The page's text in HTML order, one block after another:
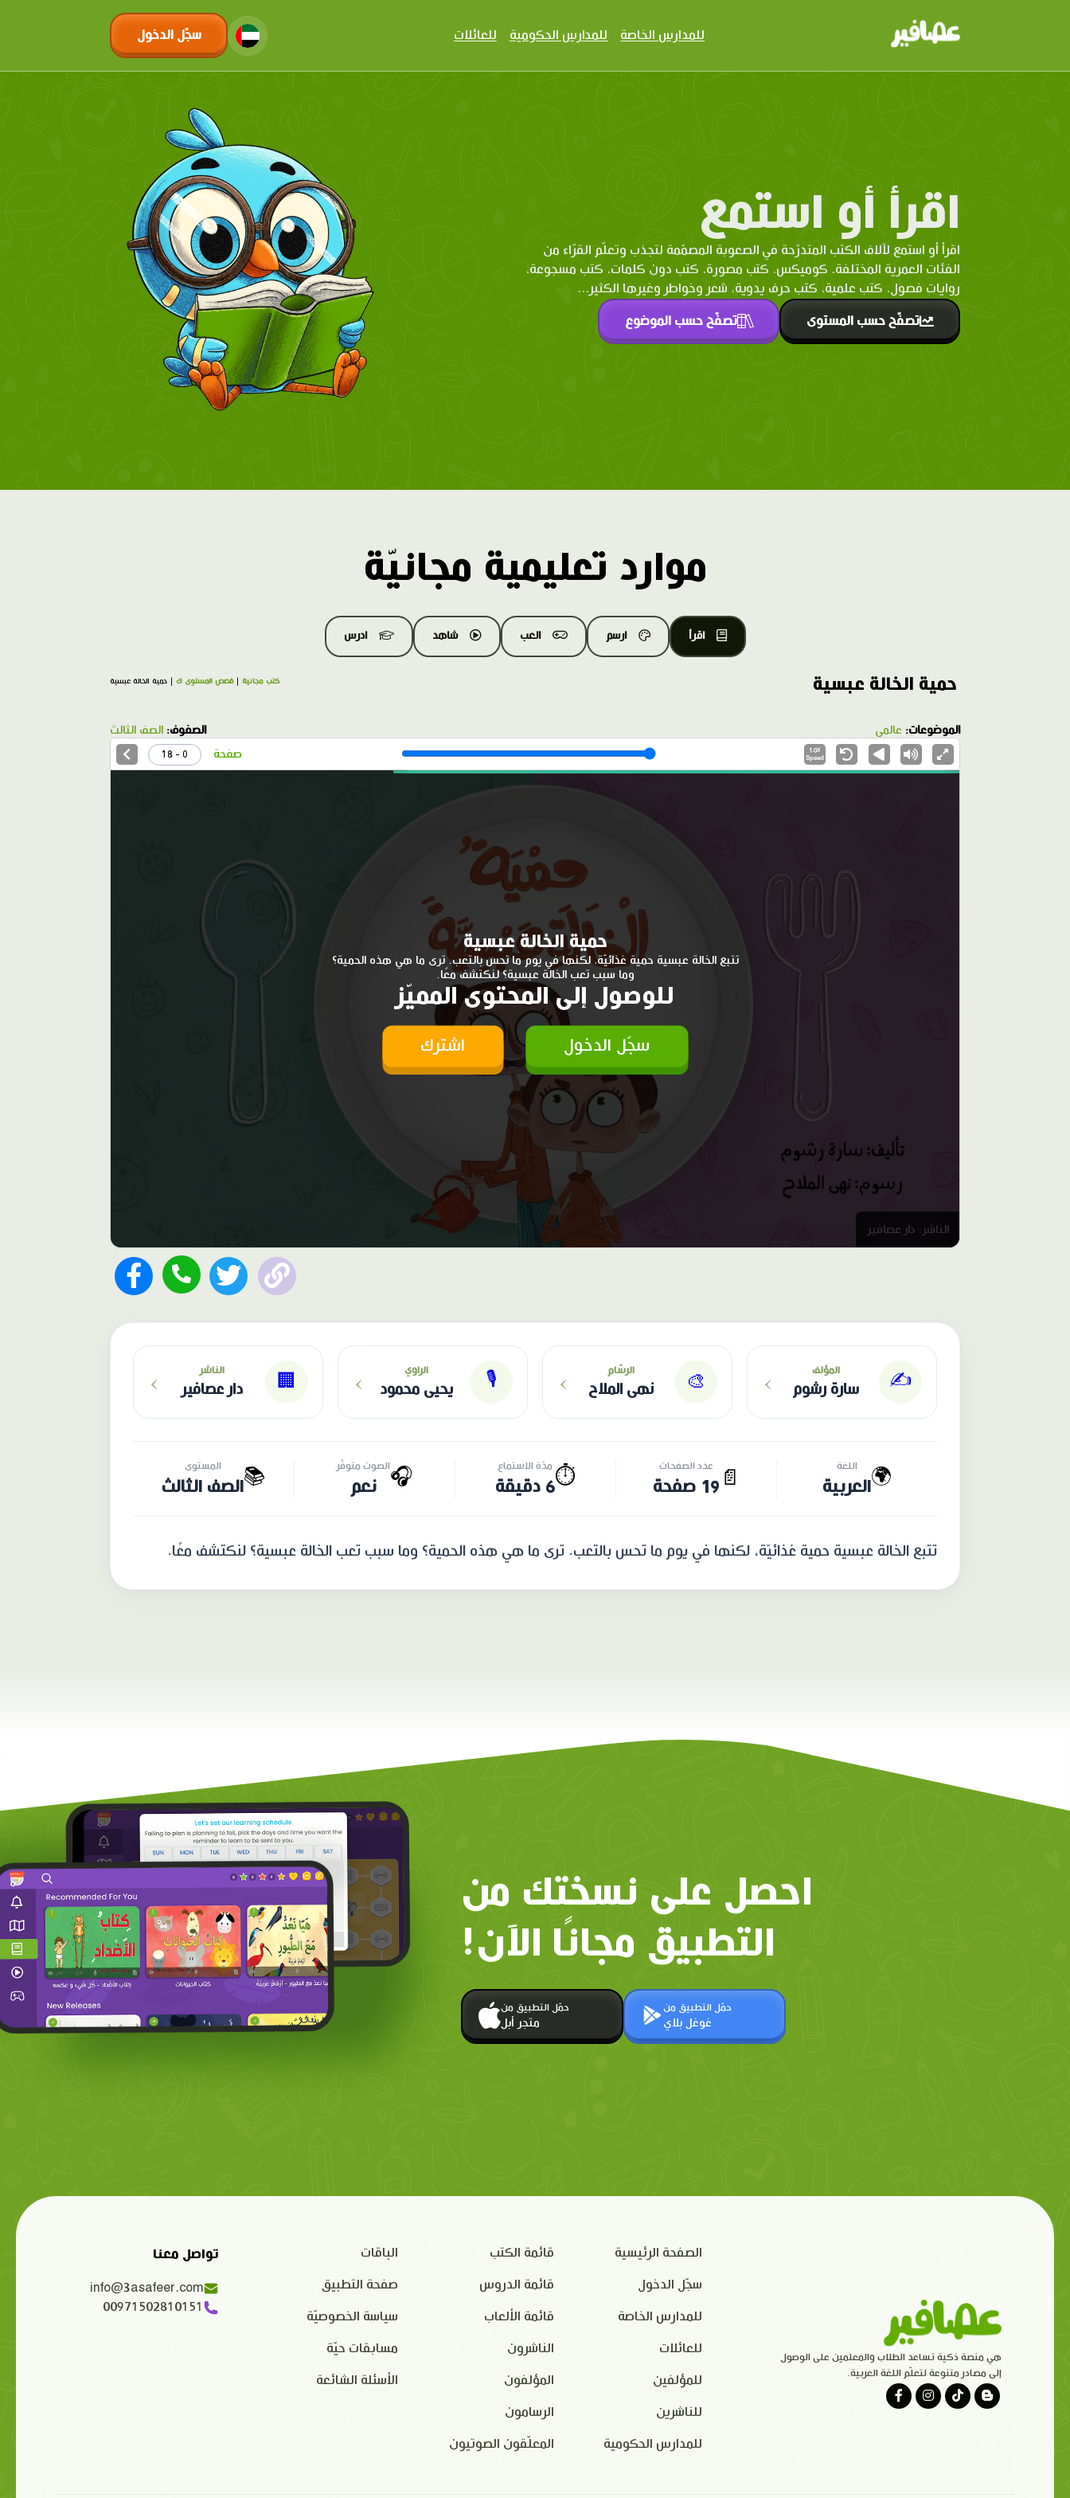
للمدارس الخاصة للمدارس الحكومية للعائلات سجّل الدخول
اقرأ أو استمع
اقرأ أو استمع لآلاف الكتب المتدرّحة في الصعوبة المصمّمة لتجذب وتعلّم القرّاء من
الفئات العمرية المختلفة. كوميكس، كتب مصورة، كتب دون كلمات، كتب مسجوعة،
روايات فصول، كتب علمية، كتب حرف يدوية، شعر وخواطر وغيرها الكثير...
تصفّح حسب المستوى تصفّح حسب الموضوع
موارد تعليمية مجانيّة
اقرأ ارسم العب شاهد ادرس
حمية الخالة عبسية كتب مجانية |قصص المستوى ك | حمية الخالة عبسية
الموضوعات: عالمي الصفوف: الصف الثالث
1.0X
Speed
صفحة 0 - 18
حمية الخالة عبسية
تتبع الخالة عبسية حمية غذائيّة، لكنها في يوم ما تحس بالتعب. ترى ما هي هذه الحمية؟
وما سبب تعب الخالة عبسية؟ لنكتشف معًا.
للوصول إلى المحتوى المميّز
سجّل الدخول اشترك
الناشر: دار عصافير
✍️ المؤلف
سارة رشوم ›
🎨
الرسّام
نهى الملاح ›
🎙 الراوي
يحيى محمود ›
🏢
الناشر
دار عصافير ›
🌍 اللغة
العربية 📄
عدد الصفحات
19 صفحة ⏱️ مدّة الاستماع
6 دقيقة 🎧الصوت متوفّر
نعم 📚 المستوى
الصف الثالث
تتبع الخالة عبسية حمية غذائيّة، لكنها في يوم ما تحس بالتعب. ترى ما هي هذه الحمية؟ وما سبب تعب الخالة عبسية؟ لنكتشف معًا.
احصل على نسختك من
التطبيق مجانًا الآن!
حمّل التطبيق من
متجر أبل
حمّل التطبيق من
غوغل بلاي
هي منصة ذكية تساعد الطلاب والمعلمين على الوصول
إلى مصادر متنوعة لتعلّم اللغة العربية.
الصفحة الرئيسية
سجّل الدخول
للمدارس الخاصة
للعائلات
للمؤلفين
للناشرين
للمدارس الحكومية
قائمة الكتب
قائمة الدروس
قائمة الألعاب
الناشرون
المؤلفون
الرسامون
المعلّقون الصوتيون
الباقات
صفحة التطبيق
سياسة الخصوصيّة
مسابقات حيّة
الأسئلة الشائعة
تواصل معنا
info@3asafeer.com
00971502810151